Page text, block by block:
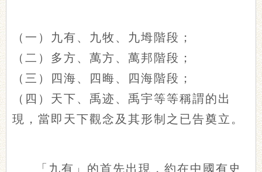
（一）九有、九牧、九坶階段；
（二）多方、萬方、萬邦階段；
（三）四海、四晦、四海階段；
（四）天下、禹迹、禹宇等等稱謂的出
現，當即天下觀念及其形制之已告奠立。
「九有」的首先出現，約在中國有史